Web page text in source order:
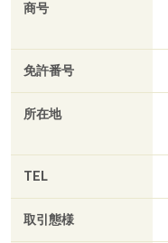
商号
免許番号
所在地
TEL
取引態様